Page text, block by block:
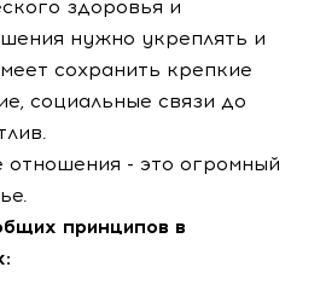
здоровья и
нужно укреплять и
сохранить крепкие
социальные связи до
- это огромный
принципов в